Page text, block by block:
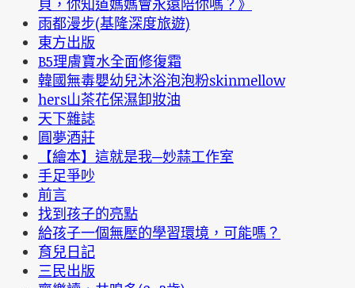
貝，你知道媽媽會永遠陪你嗎？》
雨都漫步(基隆深度旅遊)
東方出版
B5理膚寶水全面修復霜
韓國無毒嬰幼兒沐浴泡泡粉skinmellow
hers山茶花保濕卸妝油
天下雜誌
圓夢酒莊
【繪本】這就是我─妙蒜工作室
手足爭吵
前言
找到孩子的亮點
給孩子一個無壓的學習環境，可能嗎？
育兒日記
三民出版